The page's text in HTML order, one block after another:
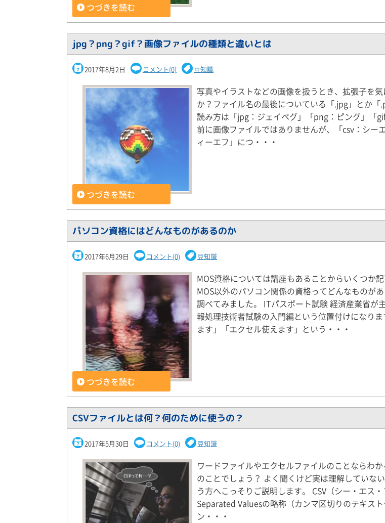
つづきを読む
jpg？png？gif？画像ファイルの種類と違いとは
2017年8月2日 コメント(0) 豆知識
写真やイラストなどの画像を扱うとき、拡張子を
か？ファイル名の最後についている「.jpg」とか「
読み方は「jpg：ジェイペグ」「png：ピング」「
前に画像ファイルではありませんが、「csv：シー
ィーエフ」につ・・・
つづきを読む
パソコン資格にはどんなものがあるのか
2017年6月29日 コメント(0) 豆知識
MOS資格については講座もあることからいくつか記
MOS以外のパソコン関係の資格ってどんなものが
調べてみました。 ITパスポート試験 経済産業省が
報処理技術者試験の入門編という位置付けになり
ます」「エクセル使えます」という・・・
つづきを読む
CSVファイルとは何？何のために使うの？
2017年5月30日 コメント(0) 豆知識
ワードファイルやエクセルファイルのことならわ
のことでしょう？ よく聞くけど実は理解していな
う方へこっそりご説明します。 CSV（シー・エス
Separated Valuesの略称（カンマ区切りのテキス
ン・・・